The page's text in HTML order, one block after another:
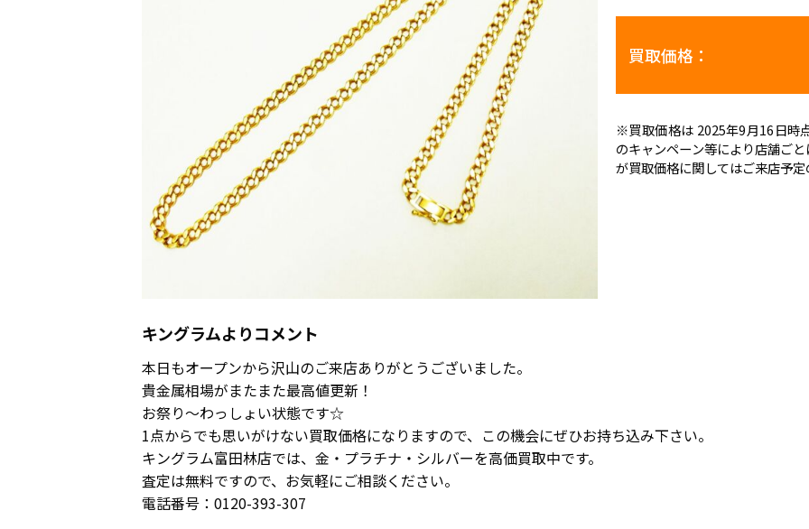
買取価格：
※買取価格は 2025年9月16日時
のキャンペーン等により店舗ご
が買取価格に関してはご来店予
キングラムよりコメント
本日もオープンから沢山のご来店ありがとうございました。
貴金属相場がまたまた最高値更新！
お祭り～わっしょい状態です☆
1点からでも思いがけない買取価格になりますので、この機会にぜひお持ち込み下さい。
キングラム富田林店では、金・プラチナ・シルバーを高価買取中です。
査定は無料ですので、お気軽にご相談ください。
電話番号：0120-393-307